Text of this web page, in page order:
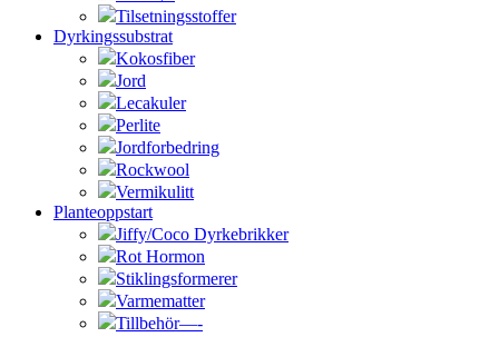
Tilsetningsstoffer
Dyrkingssubstrat
Kokosfiber
Jord
Lecakuler
Perlite
Jordforbedring
Rockwool
Vermikulitt
Planteoppstart
Jiffy/Coco Dyrkebrikker
Rot Hormon
Stiklingsformerer
Varmematter
Tillbehör—-